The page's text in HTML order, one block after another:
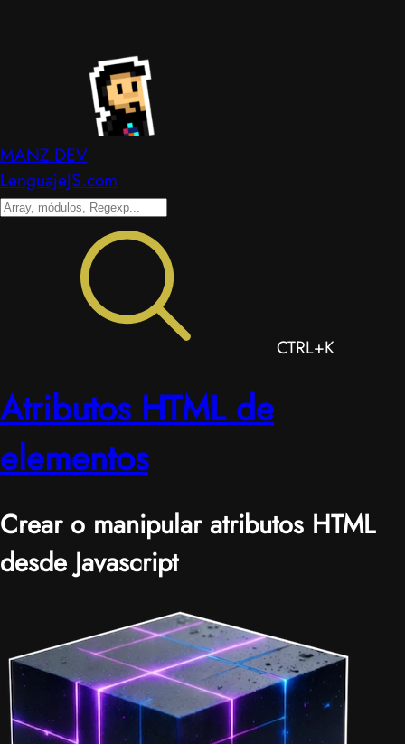
MANZ.DEV
LenguajeJS.com
CTRL+K
Atributos HTML de
elementos
Crear o manipular atributos HTML
desde Javascript|